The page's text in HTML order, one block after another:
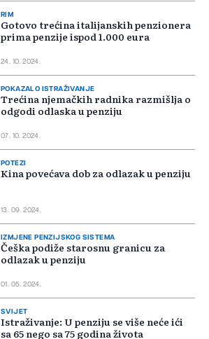
RIM
Gotovo trećina italijanskih penzionera
prima penzije ispod 1.000 eura
24. 10. 2024.
POKAZALO ISTRAŽIVANJE
Trećina njemačkih radnika razmišlja o
odgodi odlaska u penziju
07. 10. 2024.
POTEZI
Kina povećava dob za odlazak u penziju
13. 09. 2024.
IZMJENE PENZIJSKOG SISTEMA
Češka podiže starosnu granicu za
odlazak u penziju
01. 05. 2024.
SVIJET
Istraživanje: U penziju se više neće ići
sa 65 nego sa 75 godina života